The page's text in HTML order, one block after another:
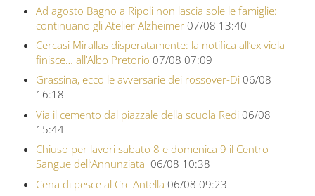
Ad agosto Bagno a Ripoli non lascia sole le famiglie:
continuano gli Atelier Alzheimer 07/08 13:40
Cercasi Mirallas disperatamente: la notifica all’ex viola
finisce… all’Albo Pretorio 07/08 07:09
Grassina, ecco le avversarie dei rossover-Di 06/08
16:18
Via il cemento dal piazzale della scuola Redi 06/08
15:44
Chiuso per lavori sabato 8 e domenica 9 il Centro
Sangue dell’Annunziata 06/08 10:38
Cena di pesce al Crc Antella 06/08 09:23